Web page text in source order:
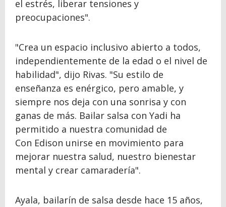
el estrés, liberar tensiones y
preocupaciones".
"Crea un espacio inclusivo abierto a todos,
independientemente de la edad o el nivel de
habilidad", dijo Rivas. "Su estilo de
enseñanza es enérgico, pero amable, y
siempre nos deja con una sonrisa y con
ganas de más. Bailar salsa con Yadi ha
permitido a nuestra comunidad de
Con Edison unirse en movimiento para
mejorar nuestra salud, nuestro bienestar
mental y crear camaradería".
Ayala, bailarín de salsa desde hace 15 años,